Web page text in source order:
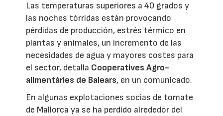
Las temperaturas superiores a 40 grados y
las noches tórridas están provocando
pérdidas de producción, estrés térmico en
plantas y animales, un incremento de las
necesidades de agua y mayores costes para
el sector, detalla Cooperatives Agro-
alimentàries de Balears, en un comunicado.
En algunas explotaciones socias de tomate
de Mallorca ya se ha perdido alrededor del